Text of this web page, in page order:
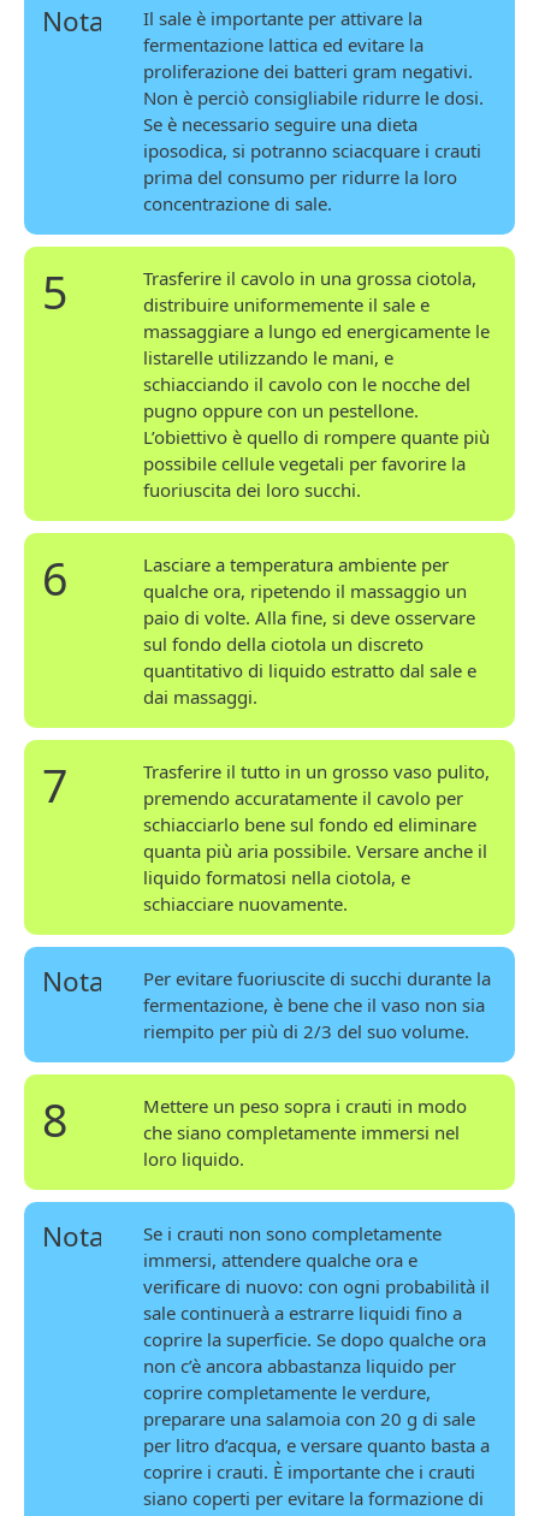
Nota
Il sale è importante per attivare la
fermentazione lattica ed evitare la
proliferazione dei batteri gram negativi.
Non è perciò consigliabile ridurre le dosi.
Se è necessario seguire una dieta
iposodica, si potranno sciacquare i crauti
prima del consumo per ridurre la loro
concentrazione di sale.
5
Trasferire il cavolo in una grossa ciotola,
distribuire uniformemente il sale e
massaggiare a lungo ed energicamente le
listarelle utilizzando le mani, e
schiacciando il cavolo con le nocche del
pugno oppure con un pestellone.
L’obiettivo è quello di rompere quante più
possibile cellule vegetali per favorire la
fuoriuscita dei loro succhi.
6
Lasciare a temperatura ambiente per
qualche ora, ripetendo il massaggio un
paio di volte. Alla fine, si deve osservare
sul fondo della ciotola un discreto
quantitativo di liquido estratto dal sale e
dai massaggi.
7
Trasferire il tutto in un grosso vaso pulito,
premendo accuratamente il cavolo per
schiacciarlo bene sul fondo ed eliminare
quanta più aria possibile. Versare anche il
liquido formatosi nella ciotola, e
schiacciare nuovamente.
Nota
Per evitare fuoriuscite di succhi durante la
fermentazione, è bene che il vaso non sia
riempito per più di 2/3 del suo volume.
8
Mettere un peso sopra i crauti in modo
che siano completamente immersi nel
loro liquido.
Nota
Se i crauti non sono completamente
immersi, attendere qualche ora e
verificare di nuovo: con ogni probabilità il
sale continuerà a estrarre liquidi fino a
coprire la superficie. Se dopo qualche ora
non c’è ancora abbastanza liquido per
coprire completamente le verdure,
preparare una salamoia con 20 g di sale
per litro d’acqua, e versare quanto basta a
coprire i crauti. È importante che i crauti
siano coperti per evitare la formazione di